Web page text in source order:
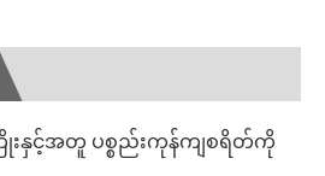
ြိုးနှင့်အတူ ပစ္စည်းကုန်ကျစရိတ်ကို